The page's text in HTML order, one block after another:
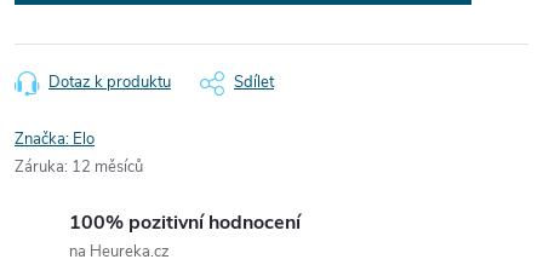
Dotaz k produktu Sdílet
Značka: Elo
Záruka: 12 měsíců
100% pozitivní hodnocení
na Heureka.cz